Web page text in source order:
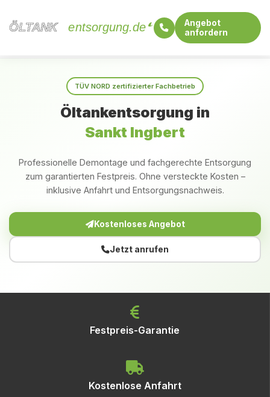
ÖLTANK
ÖLTANK entsorgung.de
Angebot
anfordern
TÜV NORD zertifizierter Fachbetrieb
Öltankentsorgung in
Sankt Ingbert
Professionelle Demontage und fachgerechte Entsorgung
zum garantierten Festpreis. Ohne versteckte Kosten –
inklusive Anfahrt und Entsorgungsnachweis.
Kostenloses Angebot
Jetzt anrufen
Festpreis-Garantie
Kostenlose Anfahrt